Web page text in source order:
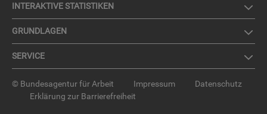
IN­TER­AK­TI­VE STA­TIS­TI­KEN
GRUND­LA­GEN
SER­VICE
© Bundesagentur für Arbeit Impressum
Datenschutz
Erklärung zur Barrierefreiheit